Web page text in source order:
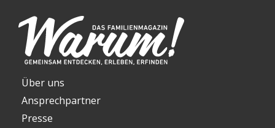
Über uns
Ansprechpartner
Presse